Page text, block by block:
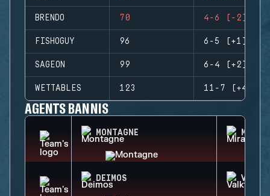
BRENDO 70 4-6 (-2)
FISHOGUY 96 6-5 (+1)
SAGEON 99 6-4 (+2)
WETTABLES 123 11-7 (+4)
AGENTS BANNIS
MONTAGNE MIRA
DEIMOS